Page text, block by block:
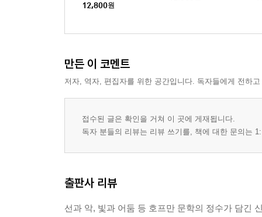
12,800원
만든 이 코멘트
저자, 역자, 편집자를 위한 공간입니다. 독자들에게 전하
접수된 글은 확인을 거쳐 이 곳에 게재됩니다.
독자 분들의 리뷰는 리뷰 쓰기를, 책에 대한 문의는
출판사 리뷰
선과 악, 빛과 어둠 등 호프만 문학의 정수가 담긴